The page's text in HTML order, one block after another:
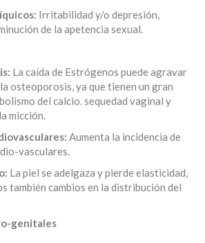
Irritabilidad y/o depresión,
de la apetencia sexual.
La caída de Estrógenos puede agravar
osteoporosis, ya que tienen un gran
del calcio. sequedad vaginal y
micción.
Aumenta la incidencia de
vasculares.
La piel se adelgaza y pierde elasticidad,
también cambios en la distribución del
genitales